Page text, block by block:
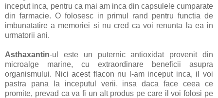
inceput inca, pentru ca mai am inca din capsulele cumparate
din farmacie. O folosesc in primul rand pentru functia de
imbunatatire a memoriei si nu cred ca voi renunta la ea in
urmatorii ani.
Asthaxantin-ul este un puternic antioxidat provenit din
microalge marine, cu extraordinare beneficii asupra
organismului. Nici acest flacon nu l-am inceput inca, il voi
pastra pana la inceputul verii, insa daca face ceea ce
promite, prevad ca va fi un alt produs pe care il voi folosi pe